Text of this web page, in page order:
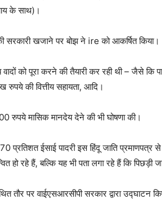
के साथ)।
सरकारी खजाने पर बोझ ने ire को आकर्षित किया।
को पूरा करने की तैयारी कर रही थी – जैसे कि
रुपये की वित्तीय सहायता, आदि।
रुपये मासिक मानदेय देने की भी घोषणा की।
ईसाई पादरी इस हिंदू जाति प्रमाणपत्र से
रहे हैं, बल्कि यह भी पता लगा रहे हैं कि पिछड़ी
तौर पर वाईएसआरसीपी सरकार द्वारा उद्घाटन